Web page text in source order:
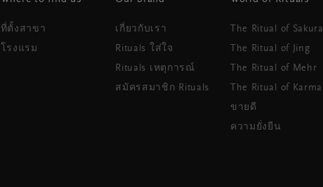
ที่ตั้งสาขา
โรงแรม
เกี่ยวกับเรา
Rituals ใส่ใจ
Rituals เหตุการณ์
สมัครสมาชิก Rituals
The Ritual of Sakura
The Ritual of Jing
The Ritual of Mehr
The Ritual of Karma
ขายดี
ความยั่งยืน